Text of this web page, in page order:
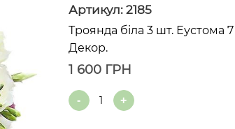
Артикул: 2185
Троянда біла 3 шт. Еустома
Декор.
1 600 ГРН
Quantity